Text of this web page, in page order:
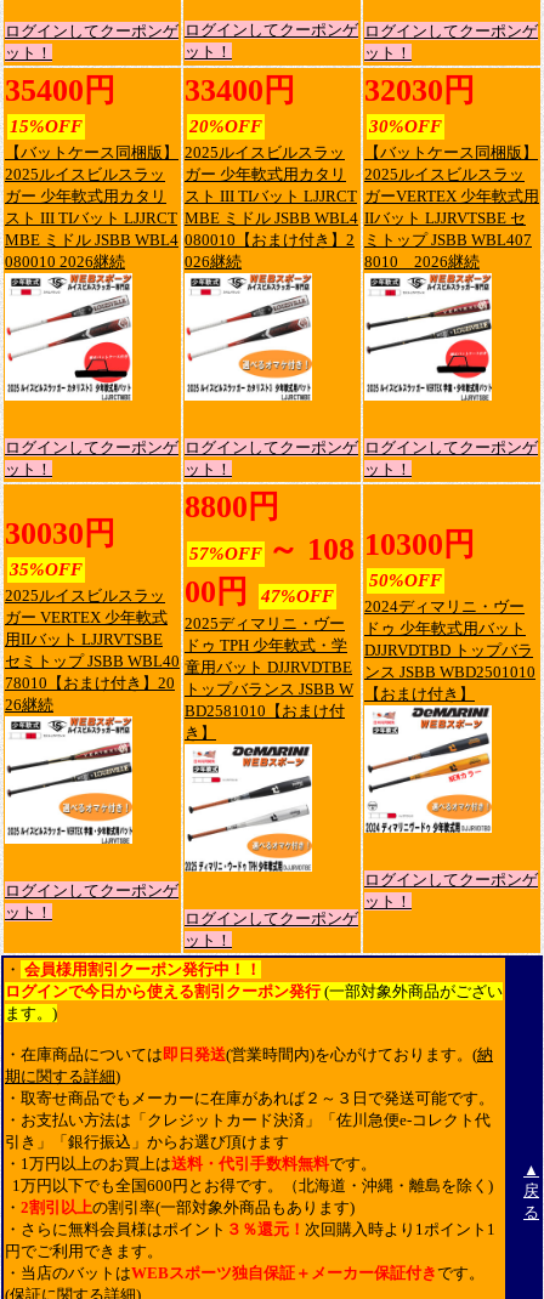
ログインしてクーポンゲ
ット！
ログインしてクーポンゲ
ット！
ログインしてクーポンゲ
ット！
35400円
15%OFF
【バットケース同梱版】
2025ルイスビルスラッ
ガー 少年軟式用カタリ
スト III TIバット LJJRCT
MBE ミドル JSBB WBL4
080010 2026継続
ログインしてクーポンゲ
ット！
33400円
20%OFF
2025ルイスビルスラッ
ガー 少年軟式用カタリ
スト III TIバット LJJRCT
MBE ミドル JSBB WBL4
080010【おまけ付き】2
026継続
ログインしてクーポンゲ
ット！
32030円
30%OFF
【バットケース同梱版】
2025ルイスビルスラッ
ガーVERTEX 少年軟式用
IIバット LJJRVTSBE セ
ミトップ JSBB WBL407
8010 2026継続
ログインしてクーポンゲ
ット！
30030円
35%OFF
2025ルイスビルスラッ
ガー VERTEX 少年軟式
用IIバット LJJRVTSBE
セミトップ JSBB WBL40
78010【おまけ付き】20
26継続
ログインしてクーポンゲ
ット！
8800円
57%OFF ～ 108
00円
47%OFF
2025ディマリニ・ヴー
ドゥ TPH 少年軟式・学
童用バット DJJRVDTBE
トップバランス JSBB W
BD2581010【おまけ付
き】
ログインしてクーポンゲ
ット！
10300円
50%OFF
2024ディマリニ・ヴー
ドゥ 少年軟式用バット
DJJRVDTBD トップバラ
ンス JSBB WBD2501010
【おまけ付き】
ログインしてクーポンゲ
ット！
・ 会員様用割引クーポン発行中！！
ログインで今日から使える割引クーポン発行(一部対象外商品がござい
ます。)
・在庫商品については即日発送(営業時間内)を心がけております。(納
期に関する詳細)
・取寄せ商品でもメーカーに在庫があれば２～３日で発送可能です。
・お支払い方法は「クレジットカード決済」「佐川急便e-コレクト代
引き」「銀行振込」からお選び頂けます
・1万円以上のお買上は送料・代引手数料無料です。
1万円以下でも全国600円とお得です。（北海道・沖縄・離島を除く)
・ 2割引以上の割引率(一部対象外商品もあります)
・さらに無料会員様はポイント ３％還元！ 次回購入時より1ポイント1
円でご利用できます。
・当店のバットはWEBスポーツ独自保証＋メーカー保証付きです。
(保証に関する詳細)
▲
戻
る